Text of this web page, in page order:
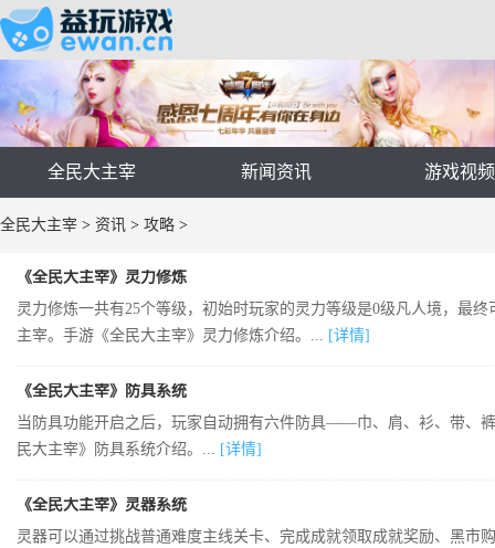
全民大主宰 新闻资讯 游戏视频
全民大主宰 > 资讯 > 攻略 >
《全民大主宰》灵力修炼
灵力修炼一共有25个等级，初始时玩家的灵力等级是0级凡人境，最终
主宰。手游《全民大主宰》灵力修炼介绍。... [详情]
《全民大主宰》防具系统
当防具功能开启之后，玩家自动拥有六件防具——巾、肩、衫、带、
民大主宰》防具系统介绍。... [详情]
《全民大主宰》灵器系统
灵器可以通过挑战普通难度主线关卡、完成成就领取成就奖励、黑市